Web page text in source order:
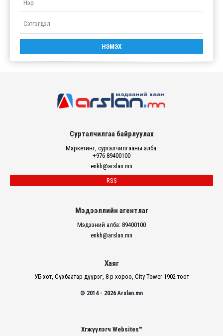
Сурталчилгаа байрлуулах
Маркетинг, сурталчилгааны алба:
+976 89400100
enkh@arslan.mn
RSS
Мэдээллийн агентлаг
Мэдээний алба: 89400100
enkh@arslan.mn
Хаяг
УБ хот, Сүхбаатар дүүрэг, 8-р хороо, City Tower 1902 тоот
© 2014 - 2026 Arslan.mn
Хөгжүүлэгч Websites™